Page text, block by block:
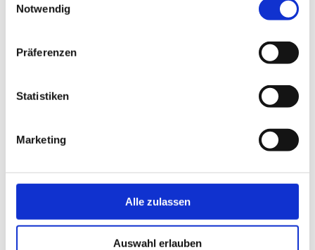
Notwendig
Präferenzen
Statistiken
Marketing
Alle zulassen
Auswahl erlauben